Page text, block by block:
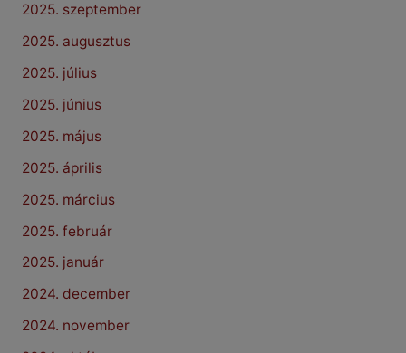
2025. szeptember
2025. augusztus
2025. július
2025. június
2025. május
2025. április
2025. március
2025. február
2025. január
2024. december
2024. november